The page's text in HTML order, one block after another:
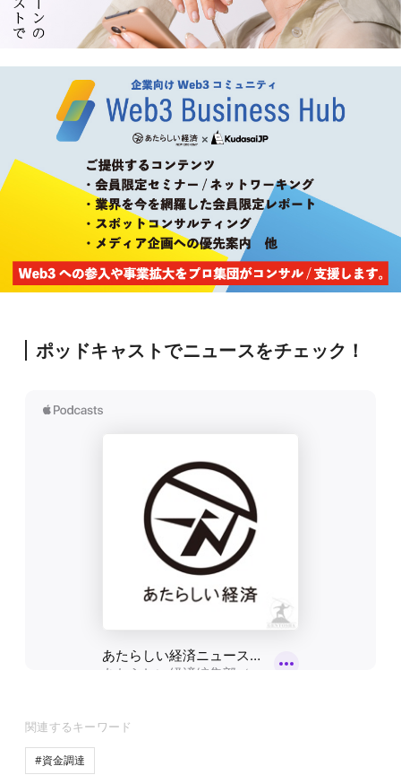
ポッドキャストでニュースをチェック！
関連するキーワード
#資金調達